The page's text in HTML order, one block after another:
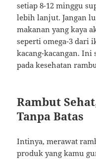
setiap 8-12 minggu
lebih lanjut. Jangan
makanan yang kaya
seperti omega-3 dari
kacang-kacangan. Ini
pada kesehatan
Rambut
Tanpa Batas
Intinya, merawat
produk yang kamu